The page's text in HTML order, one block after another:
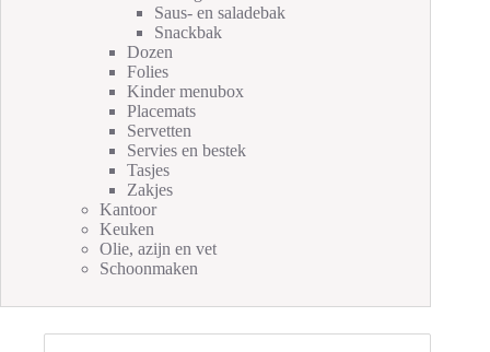
Saus- en saladebak
Snackbak
Dozen
Folies
Kinder menubox
Placemats
Servetten
Servies en bestek
Tasjes
Zakjes
Kantoor
Keuken
Olie, azijn en vet
Schoonmaken